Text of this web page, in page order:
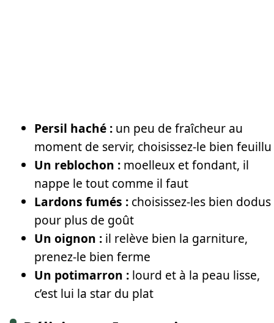
Persil haché : un peu de fraîcheur au
moment de servir, choisissez-le bien feuillu
Un reblochon : moelleux et fondant, il
nappe le tout comme il faut
Lardons fumés : choisissez-les bien dodus
pour plus de goût
Un oignon : il relève bien la garniture,
prenez-le bien ferme
Un potimarron : lourd et à la peau lisse,
c’est lui la star du plat